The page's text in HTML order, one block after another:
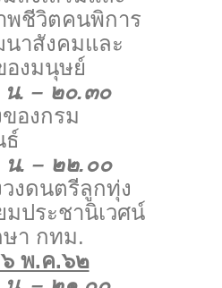
ชีวิตคนพิการ
าสังคมและ
องมนุษย์
น. – ๒๐.๓๐
องกรม
ธ์
น. – ๒๒.๐๐
งดนตรีลูกทุ่ง
มประชานิเวศน์
า กทม.
พ.ค.๖๒